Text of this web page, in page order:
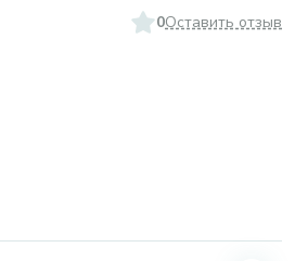
0Оставить отзыв